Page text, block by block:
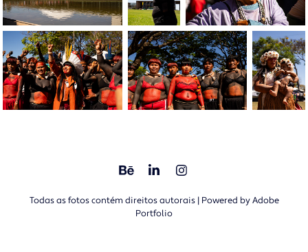
Todas as fotos contém direitos autorais | Powered byAdobe
Portfolio